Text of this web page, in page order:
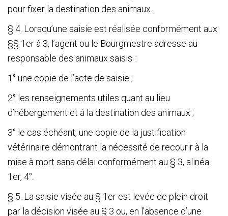
pour fixer la destination des animaux.
§ 4. Lorsqu’une saisie est réalisée conformément aux
§§ 1 er à 3, l’agent ou le Bourgmestre adresse au
responsable des animaux saisis :
1° une copie de l’acte de saisie ;
2° les renseignements utiles quant au lieu
d’hébergement et à la destination des animaux ;
3° le cas échéant, une copie de la justification
vétérinaire démontrant la nécessité de recourir à la
mise à mort sans délai conformément au § 3, alinéa
1 er, 4°.
§ 5. La saisie visée au § 1 er est levée de plein droit
par la décision visée au § 3 ou, en l’absence d’une